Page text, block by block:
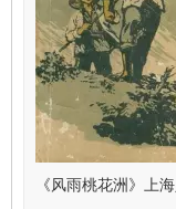
《风雨桃花洲》上